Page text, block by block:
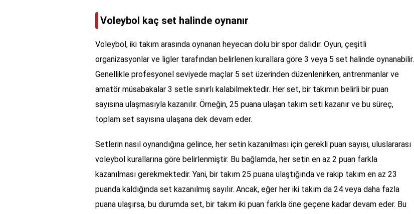
Voleybol kaç set halinde oynanır
Voleybol, iki takım arasında oynanan heyecan dolu bir spor dalıdır. Oyun, çeşitli
organizasyonlar ve ligler tarafından belirlenen kurallara göre 3 veya 5 set halinde oynanabilir.
Genellikle profesyonel seviyede maçlar 5 set üzerinden düzenlenirken, antrenmanlar ve
amatör müsabakalar 3 setle sınırlı kalabilmektedir. Her set, bir takımın belirli bir puan
sayısına ulaşmasıyla kazanılır. Örneğin, 25 puana ulaşan takım seti kazanır ve bu süreç,
toplam set sayısına ulaşana dek devam eder.
Setlerin nasıl oynandığına gelince, her setin kazanılması için gerekli puan sayısı, uluslararası
voleybol kurallarına göre belirlenmiştir. Bu bağlamda, her setin en az 2 puan farkla
kazanılması gerekmektedir. Yani, bir takım 25 puana ulaştığında ve rakip takım en az 23
puanda kaldığında set kazanılmış sayılır. Ancak, eğer her iki takım da 24 veya daha fazla
puana ulaşırsa, bu durumda set, bir takım iki puan farkla öne geçene kadar devam eder. Bu